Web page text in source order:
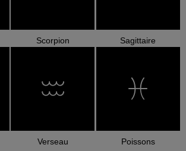
Scorpion Sagittaire
Verseau Poissons